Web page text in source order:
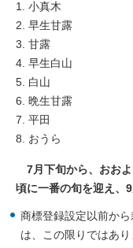
小真木
早生甘露
甘露
早生白山
白山
晩生甘露
平田
おうら
7月下旬から、おお
頃に一番の旬を迎え、
商標登録設定以前から
は、この限りではあり